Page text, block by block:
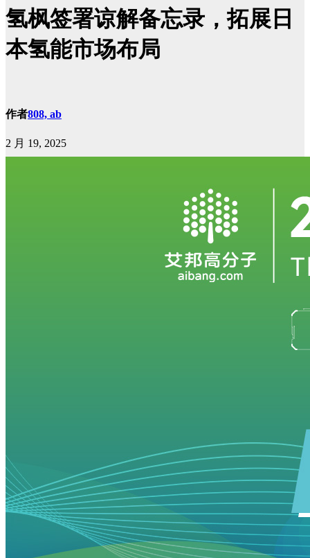
氢枫签署谅解备忘录，拓展日
本氢能市场布局
作者808, ab
2 月 19, 2025